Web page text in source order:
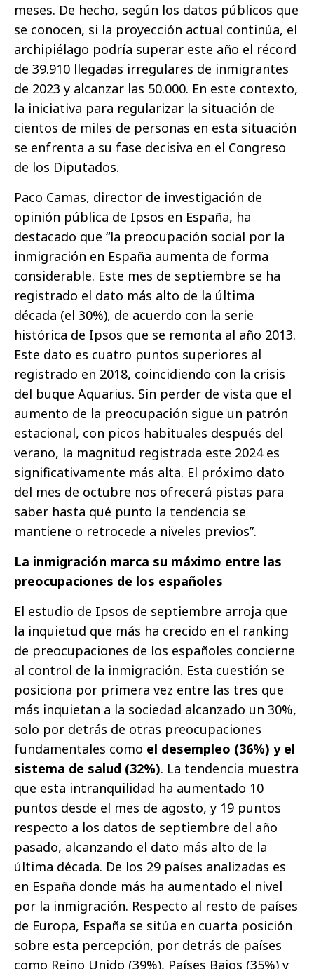
meses. De hecho, según los datos públicos que
se conocen, si la proyección actual continúa, el
archipiélago podría superar este año el récord
de 39.910 llegadas irregulares de inmigrantes
de 2023 y alcanzar las 50.000. En este contexto,
la iniciativa para regularizar la situación de
cientos de miles de personas en esta situación
se enfrenta a su fase decisiva en el Congreso
de los Diputados.
Paco Camas, director de investigación de
opinión pública de Ipsos en España, ha
destacado que “la preocupación social por la
inmigración en España aumenta de forma
considerable. Este mes de septiembre se ha
registrado el dato más alto de la última
década (el 30%), de acuerdo con la serie
histórica de Ipsos que se remonta al año 2013.
Este dato es cuatro puntos superiores al
registrado en 2018, coincidiendo con la crisis
del buque Aquarius. Sin perder de vista que el
aumento de la preocupación sigue un patrón
estacional, con picos habituales después del
verano, la magnitud registrada este 2024 es
significativamente más alta. El próximo dato
del mes de octubre nos ofrecerá pistas para
saber hasta qué punto la tendencia se
mantiene o retrocede a niveles previos”.
La inmigración marca su máximo entre las
preocupaciones de los españoles
El estudio de Ipsos de septiembre arroja que
la inquietud que más ha crecido en el ranking
de preocupaciones de los españoles concierne
al control de la inmigración. Esta cuestión se
posiciona por primera vez entre las tres que
más inquietan a la sociedad alcanzado un 30%,
solo por detrás de otras preocupaciones
fundamentales como el desempleo (36%) y el
sistema de salud (32%). La tendencia muestra
que esta intranquilidad ha aumentado 10
puntos desde el mes de agosto, y 19 puntos
respecto a los datos de septiembre del año
pasado, alcanzando el dato más alto de la
última década. De los 29 países analizadas es
en España donde más ha aumentado el nivel
por la inmigración. Respecto al resto de países
de Europa, España se sitúa en cuarta posición
sobre esta percepción, por detrás de países
como Reino Unido (39%), Países Bajos (35%) y